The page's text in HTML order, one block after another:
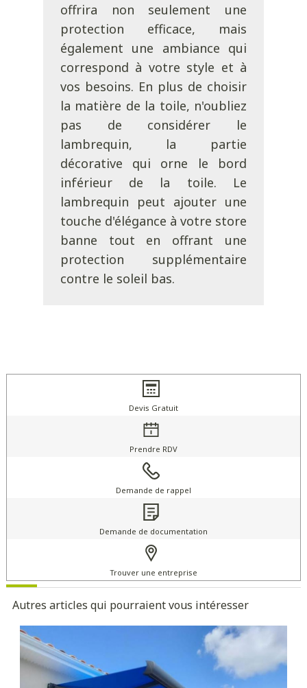
offrira non seulement une
protection efficace, mais
également une ambiance qui
correspond à votre style et à
vos besoins. En plus de choisir
la matière de la toile, n'oubliez
pas de considérer le
lambrequin, la partie
décorative qui orne le bord
inférieur de la toile. Le
lambrequin peut ajouter une
touche d'élégance à votre store
banne tout en offrant une
protection supplémentaire
contre le soleil bas.
Devis Gratuit
Prendre RDV
Demande de rappel
Demande de documentation
Trouver une entreprise
Autres articles qui pourraient vous intéresser